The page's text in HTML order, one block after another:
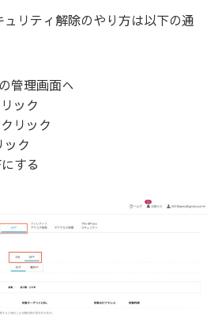
リティ解除のやり方は以下の通
管理画面へ
ック
リック
ク
する